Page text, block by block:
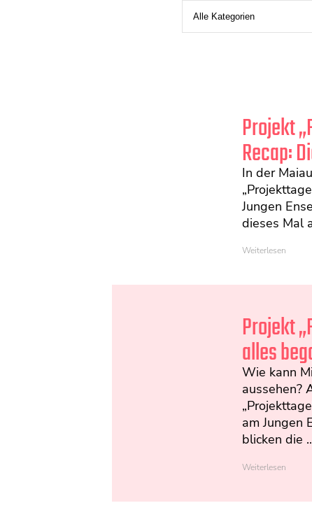
Projekt
Recap:
In der
Jungen
dieses Mal
Weiterlesen
Projekt
alles
Wie kann
aussehen?
am Jungen
blicken die
Weiterlesen